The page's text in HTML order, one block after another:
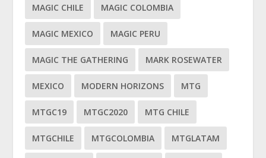
MAGIC CHILE MAGIC COLOMBIA
MAGIC MEXICO MAGIC PERU
MAGIC THE GATHERING MARK ROSEWATER
MEXICO MODERN HORIZONS MTG
MTGC19 MTGC2020 MTG CHILE
MTGCHILE MTGCOLOMBIA MTGLATAM